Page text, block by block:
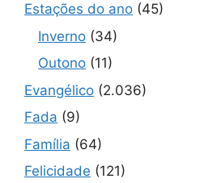
Estações do ano (45)
Inverno (34)
Outono (11)
Evangélico (2.036)
Fada (9)
Família (64)
Felicidade (121)